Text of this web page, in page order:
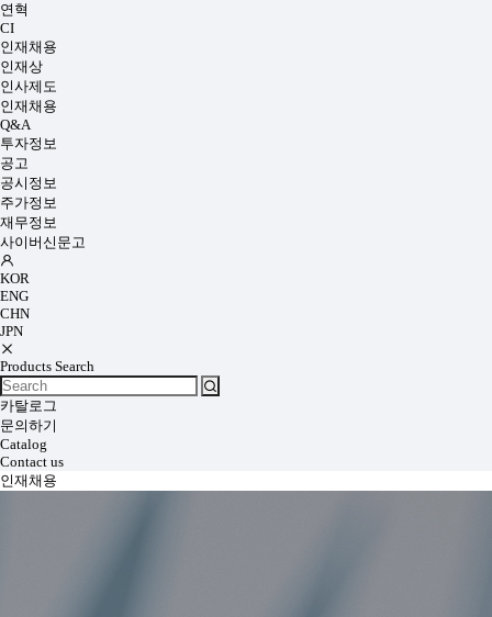
연혁
CI
인재채용
인재상
인사제도
인재채용
Q&A
투자정보
공고
공시정보
주가정보
재무정보
사이버신문고
KOR
ENG
CHN
JPN
Products Search
카탈로그
문의하기
Catalog
Contact us
인재채용